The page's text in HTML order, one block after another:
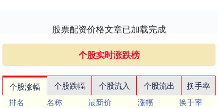
股票配资价格文章已加载完成
个股实时涨跌榜
个股涨幅 个股跌幅 个股流入 个股流出
换手率
排名
名称 最新价 涨幅
换手率